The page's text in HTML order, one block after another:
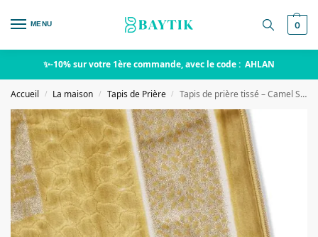
MENU 0
✨-10% sur votre 1ère commande, avec le code : AHLAN
Accueil / La maison / Tapis de Prière / Tapis de prière tissé – Camel Strass